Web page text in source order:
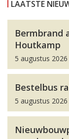
LAATSTE
Bermbrand
Houtkamp
5 augustus 2026
Bestelbus
5 augustus 2026